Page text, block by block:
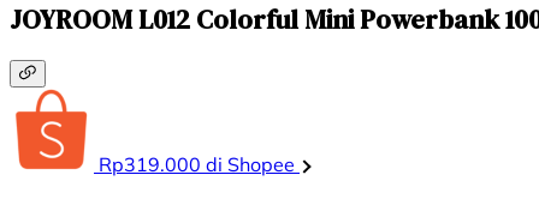
JOYROOM L012 Colorful Mini Powerbank
Rp319.000 di Shopee